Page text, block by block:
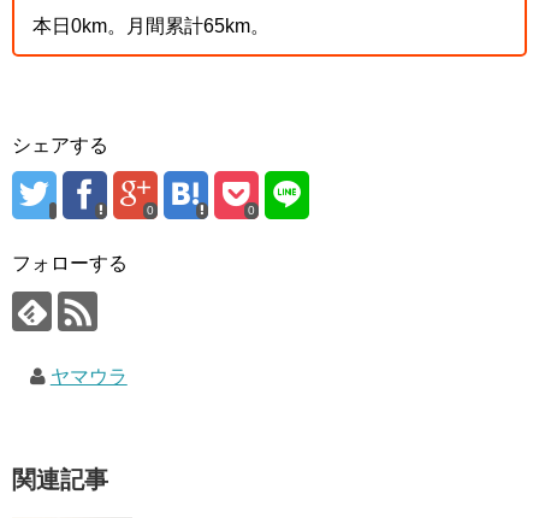
本日0km。月間累計65km。
シェアする
0 0
フォローする
ヤマウラ
関連記事